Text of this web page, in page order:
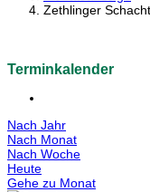
Zethlinger
Terminkalender
Nach Jahr
Nach Monat
Nach Woche
Heute
Gehe zu Monat